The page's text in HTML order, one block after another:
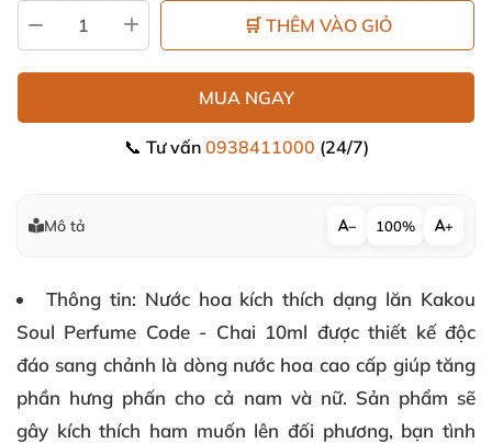
🛒 THÊM VÀO GIỎ
MUA NGAY
📞 Tư vấn 0938411000 (24/7)
Mô tả − 100% +
Thông tin: Nước hoa kích thích dạng lăn Kakou
Soul Perfume Code - Chai 10ml được thiết kế độc
đáo sang chảnh là dòng nước hoa cao cấp giúp tăng
phần hưng phấn cho cả nam và nữ. Sản phẩm sẽ
gây kích thích ham muốn lên đối phương, bạn tình